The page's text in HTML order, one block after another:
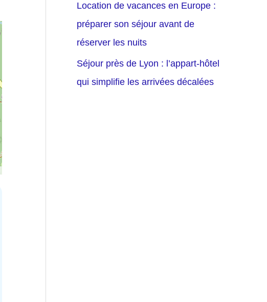
Location de vacances en Europe :
préparer son séjour avant de
réserver les nuits
Séjour près de Lyon : l’appart-hôtel
qui simplifie les arrivées décalées